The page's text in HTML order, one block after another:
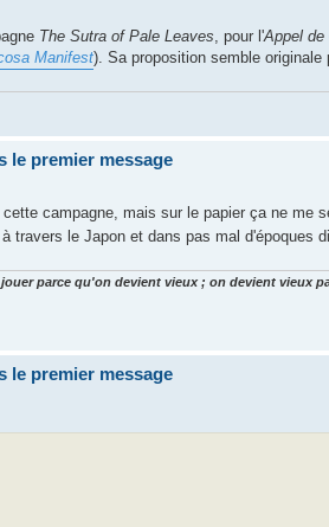
The Sutra of Pale Leaves, pour l'Appel de
Manifest). Sa proposition semble
le premier message
campagne, mais sur le papier ça ne me
travers le Japon et dans pas mal d'époques
parce qu'on devient vieux ; on devient vieux
le premier message